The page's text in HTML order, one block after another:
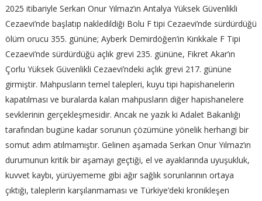
2025 itibariyle Serkan Onur Yılmaz’ın Antalya Yüksek Güvenlikli
Cezaevi’nde başlatıp nakledildiği Bolu F tipi Cezaevi’nde sürdürdüğü
ölüm orucu 355. gününe; Ayberk Demirdöğen’in Kırıkkale F Tipi
Cezaevi’nde sürdürdüğü açlık grevi 235. gününe, Fikret Akar’ın
Çorlu Yüksek Güvenlikli Cezaevi’ndeki açlık grevi 217. gününe
girmiştir. Mahpusların temel talepleri, kuyu tipi hapishanelerin
kapatılması ve buralarda kalan mahpusların diğer hapishanelere
sevklerinin gerçekleşmesidir. Ancak ne yazık ki Adalet Bakanlığı
tarafından bugüne kadar sorunun çözümüne yönelik herhangi bir
somut adım atılmamıştır. Gelinen aşamada Serkan Onur Yılmaz’ın
durumunun kritik bir aşamayı geçtiği, el ve ayaklarında uyuşukluk,
kuvvet kaybı, yürüyememe gibi ağır sağlık sorunlarının ortaya
çıktığı, taleplerin karşılanmaması ve Türkiye’deki kronikleşen